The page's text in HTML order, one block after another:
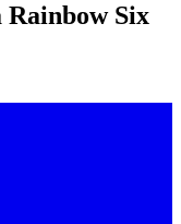
Rainbow Six